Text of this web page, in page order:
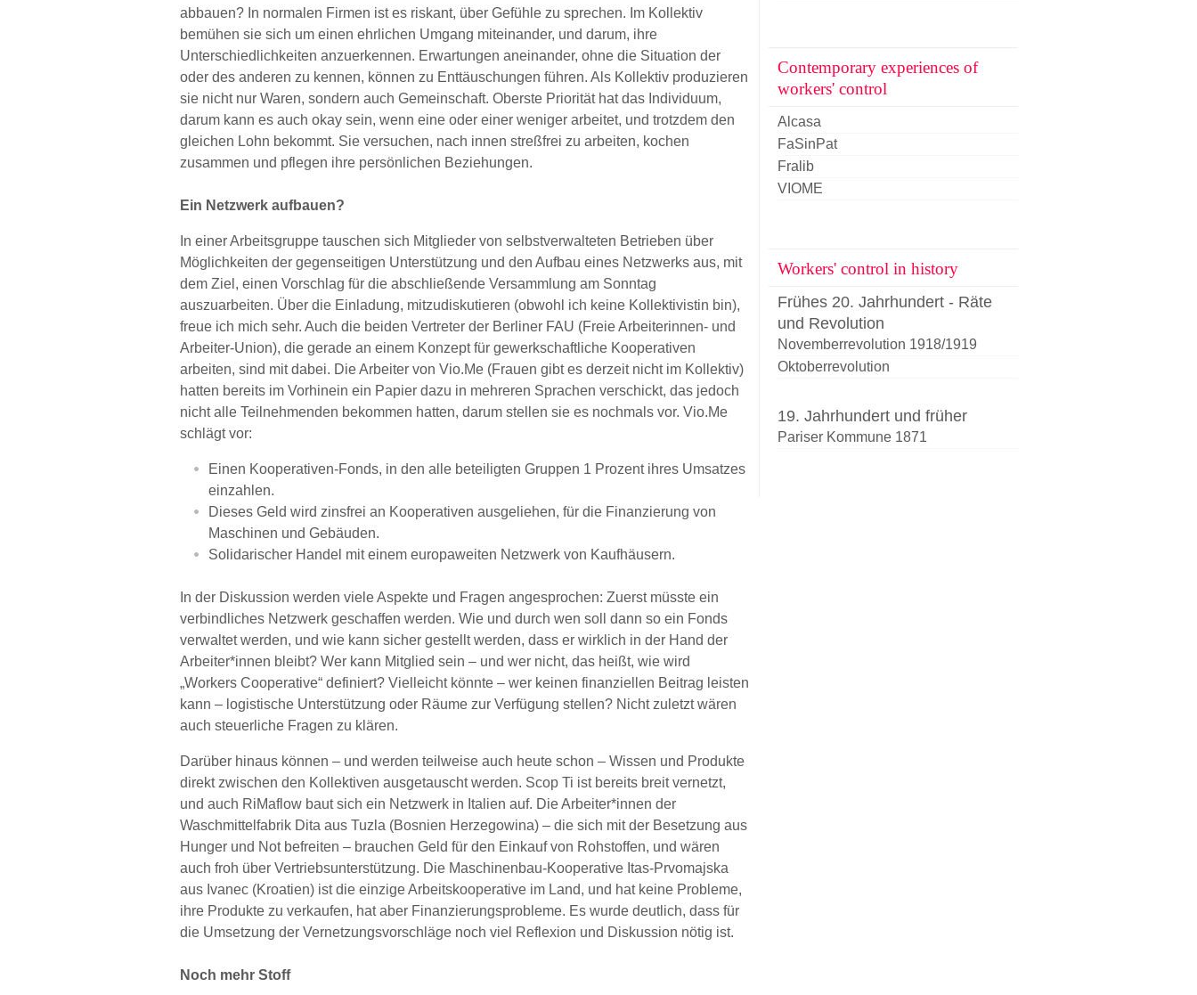
abbauen? In normalen Firmen ist es riskant, über Gefühle zu sprechen. Im Kollektiv
bemühen sie sich um einen ehrlichen Umgang miteinander, und darum, ihre
Unterschiedlichkeiten anzuerkennen. Erwartungen aneinander, ohne die Situation der
oder des anderen zu kennen, können zu Enttäuschungen führen. Als Kollektiv produzieren
sie nicht nur Waren, sondern auch Gemeinschaft. Oberste Priorität hat das Individuum,
darum kann es auch okay sein, wenn eine oder einer weniger arbeitet, und trotzdem den
gleichen Lohn bekommt. Sie versuchen, nach innen streßfrei zu arbeiten, kochen
zusammen und pflegen ihre persönlichen Beziehungen.
Ein Netzwerk aufbauen?
In einer Arbeitsgruppe tauschen sich Mitglieder von selbstverwalteten Betrieben über
Möglichkeiten der gegenseitigen Unterstützung und den Aufbau eines Netzwerks aus, mit
dem Ziel, einen Vorschlag für die abschließende Versammlung am Sonntag
auszuarbeiten. Über die Einladung, mitzudiskutieren (obwohl ich keine Kollektivistin bin),
freue ich mich sehr. Auch die beiden Vertreter der Berliner FAU (Freie Arbeiterinnen- und
Arbeiter-Union), die gerade an einem Konzept für gewerkschaftliche Kooperativen
arbeiten, sind mit dabei. Die Arbeiter von Vio.Me (Frauen gibt es derzeit nicht im Kollektiv)
hatten bereits im Vorhinein ein Papier dazu in mehreren Sprachen verschickt, das jedoch
nicht alle Teilnehmenden bekommen hatten, darum stellen sie es nochmals vor. Vio.Me
schlägt vor:
Einen Kooperativen-Fonds, in den alle beteiligten Gruppen 1 Prozent ihres Umsatzes
einzahlen.
Dieses Geld wird zinsfrei an Kooperativen ausgeliehen, für die Finanzierung von
Maschinen und Gebäuden.
Solidarischer Handel mit einem europaweiten Netzwerk von Kaufhäusern.
In der Diskussion werden viele Aspekte und Fragen angesprochen: Zuerst müsste ein
verbindliches Netzwerk geschaffen werden. Wie und durch wen soll dann so ein Fonds
verwaltet werden, und wie kann sicher gestellt werden, dass er wirklich in der Hand der
Arbeiter*innen bleibt? Wer kann Mitglied sein – und wer nicht, das heißt, wie wird
„Workers Cooperative“ definiert? Vielleicht könnte – wer keinen finanziellen Beitrag leisten
kann – logistische Unterstützung oder Räume zur Verfügung stellen? Nicht zuletzt wären
auch steuerliche Fragen zu klären.
Darüber hinaus können – und werden teilweise auch heute schon – Wissen und Produkte
direkt zwischen den Kollektiven ausgetauscht werden. Scop Ti ist bereits breit vernetzt,
und auch RiMaflow baut sich ein Netzwerk in Italien auf. Die Arbeiter*innen der
Waschmittelfabrik Dita aus Tuzla (Bosnien Herzegowina) – die sich mit der Besetzung aus
Hunger und Not befreiten – brauchen Geld für den Einkauf von Rohstoffen, und wären
auch froh über Vertriebsunterstützung. Die Maschinenbau-Kooperative Itas-Prvomajska
aus Ivanec (Kroatien) ist die einzige Arbeitskooperative im Land, und hat keine Probleme,
ihre Produkte zu verkaufen, hat aber Finanzierungsprobleme. Es wurde deutlich, dass für
die Umsetzung der Vernetzungsvorschläge noch viel Reflexion und Diskussion nötig ist.
Noch mehr Stoff
Contemporary experiences of
workers' control
Alcasa
FaSinPat
Fralib
VIOME
Workers' control in history
Frühes 20. Jahrhundert - Räte
und Revolution
Novemberrevolution 1918/1919
Oktoberrevolution
19. Jahrhundert und früher
Pariser Kommune 1871